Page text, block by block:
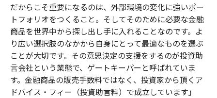
だからこそ重要になるのは、外部環境の変化に強いポー
トフォリオをつくること。そしてそのために必要な金融
商品を世界中から探し出し手に入れることなのです。よ
り広い選択肢のなかから自身にとって最適なものを選ぶ
ことが大切です。その意思決定の支援をするのが投資助
言会社という業態で、ゲートキーパーと呼ばれていま
す。金融商品の販売手数料ではなく、投資家から頂くア
ドバイス・フィー（投資助言料）で成立しています」